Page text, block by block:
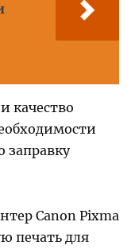
качество
заправку
Canon Pixma
печать для